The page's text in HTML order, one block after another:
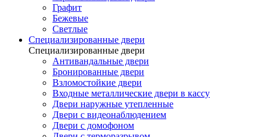
Графит
Бежевые
Светлые
Специализированные двери
Специализированные двери
Антивандальные двери
Бронированные двери
Взломостойкие двери
Входные металлические двери в кассу
Двери наружные утепленные
Двери с видеонаблюдением
Двери с домофоном